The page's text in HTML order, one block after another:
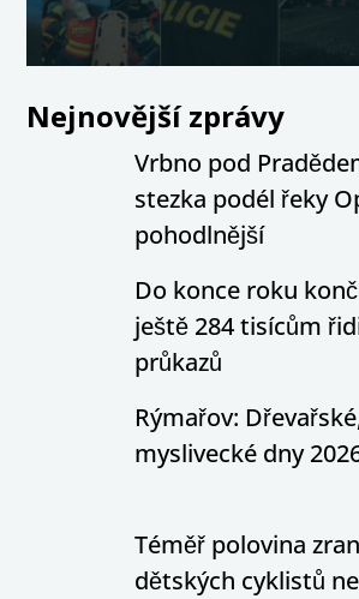
Nejnovější zprávy
Vrbno pod
stezka podél řeky
pohodlnější
Do konce roku
ještě 284 tisícům
průkazů
Rýmařov:
myslivecké dny
Téměř polovina
dětských cyklistů